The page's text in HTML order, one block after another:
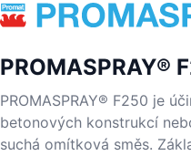
PROMASPRAY®
PROMASPRAY® F250 je
betonových konstrukcí
suchá omítková směs.